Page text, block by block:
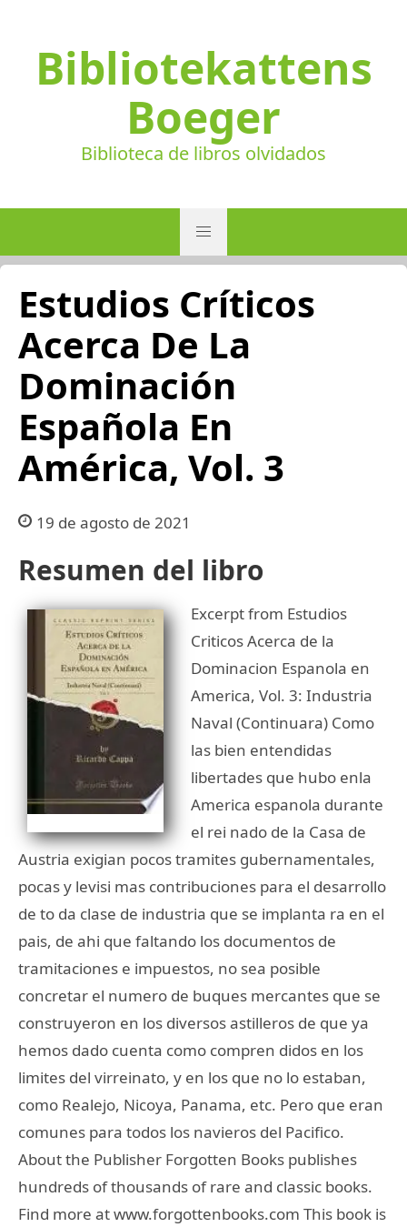
Bibliotekattens
Boeger
Biblioteca de libros olvidados
Estudios Críticos
Acerca De La
Dominación
Española En
América, Vol. 3
19 de agosto de 2021
Resumen del libro
Excerpt from Estudios
Criticos Acerca de la
Dominacion Espanola en
America, Vol. 3: Industria
Naval (Continuara) Como
las bien entendidas
libertades que hubo enla
America espanola durante
el rei nado de la Casa de
Austria exigian pocos tramites gubernamentales,
pocas y levisi mas contribuciones para el desarrollo
de to da clase de industria que se implanta ra en el
pais, de ahi que faltando los documentos de
tramitaciones e impuestos, no sea posible
concretar el numero de buques mercantes que se
construyeron en los diversos astilleros de que ya
hemos dado cuenta como compren didos en los
limites del virreinato, y en los que no lo estaban,
como Realejo, Nicoya, Panama, etc. Pero que eran
comunes para todos los navieros del Pacifico.
About the Publisher Forgotten Books publishes
hundreds of thousands of rare and classic books.
Find more at www.forgottenbooks.com This book is